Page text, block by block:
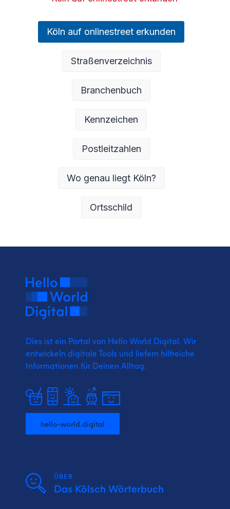
Köln auf onlinestreet erkunden
Straßenverzeichnis
Branchenbuch
Kennzeichen
Postleitzahlen
Wo genau liegt Köln?
Ortsschild
Dies ist ein Portal von Hello World Digital. Wir
entwickeln digitale Tools und liefern hilfreiche
Informationen für Deinen Alltag.
hello-world.digital
ÜBER
Das Kölsch Wörterbuch